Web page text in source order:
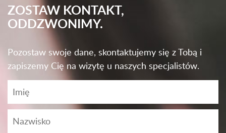
ZOSTAW KONTAKT,
ODDZWONIMY.
Pozostaw swoje dane, skontaktujemy się z Tobą i
zapiszemy Cię na wizytę u naszych specjalistów.